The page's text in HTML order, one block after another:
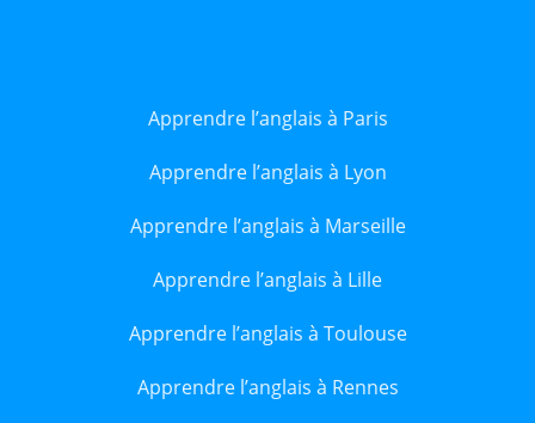
Apprendre l’anglais à Paris
Apprendre l’anglais à Lyon
Apprendre l’anglais à Marseille
Apprendre l’anglais à Lille
Apprendre l’anglais à Toulouse
Apprendre l’anglais à Rennes